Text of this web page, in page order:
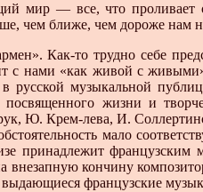
мир — все, что проливает
чем ближе, чем дороже нам
Как-то трудно себе
с нами «как живой с
русской музыкальной
жизни и
Ю. Крем-лева, И.
мало
принадлежит французским
внезапную кончину
выдающиеся французские